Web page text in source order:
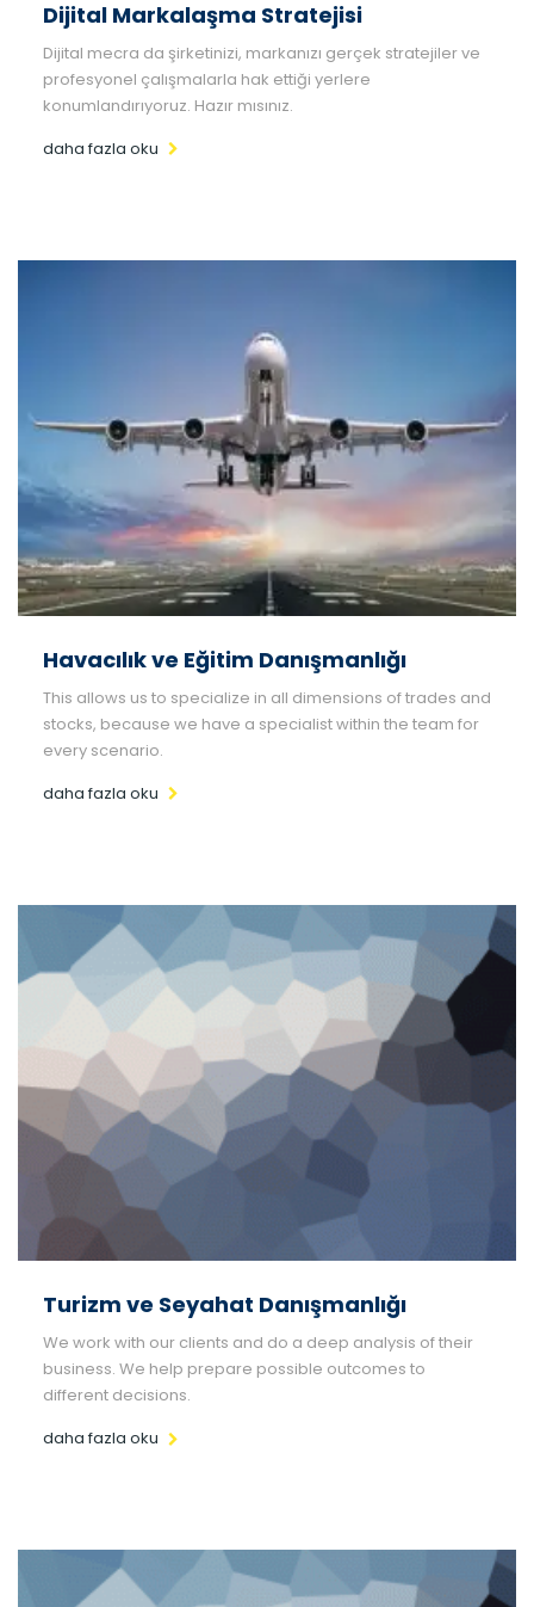
Dijital Markalaşma Stratejisi
Dijital mecra da şirketinizi, markanızı gerçek stratejiler ve
profesyonel çalışmalarla hak ettiği yerlere
konumlandırıyoruz. Hazır mısınız.
daha fazla oku
Havacılık ve Eğitim Danışmanlığı
This allows us to specialize in all dimensions of trades and
stocks, because we have a specialist within the team for
every scenario.
daha fazla oku
Turizm ve Seyahat Danışmanlığı
We work with our clients and do a deep analysis of their
business. We help prepare possible outcomes to
different decisions.
daha fazla oku